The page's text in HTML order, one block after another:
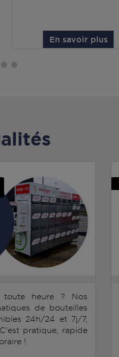
En savoir plus
heure ? Nos
de bouteilles
24h/24 et 7j/7,
pratique, rapide
!